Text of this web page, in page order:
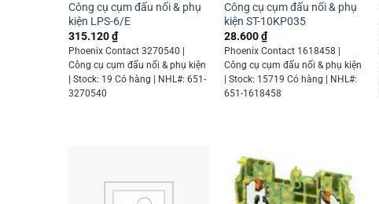
Công cụ cụm đấu nối & phụ
kiện LPS-6/E
315.120₫
Phoenix Contact 3270540 |
Công cụ cụm đấu nối & phụ kiện
| Stock: 19 Có hàng | NHL#: 651-
3270540
Công cụ cụm đấu nối & phụ
kiện ST-10KP035
28.600₫
Phoenix Contact 1618458 |
Công cụ cụm đấu nối & phụ kiện
| Stock: 15719 Có hàng | NHL#:
651-1618458